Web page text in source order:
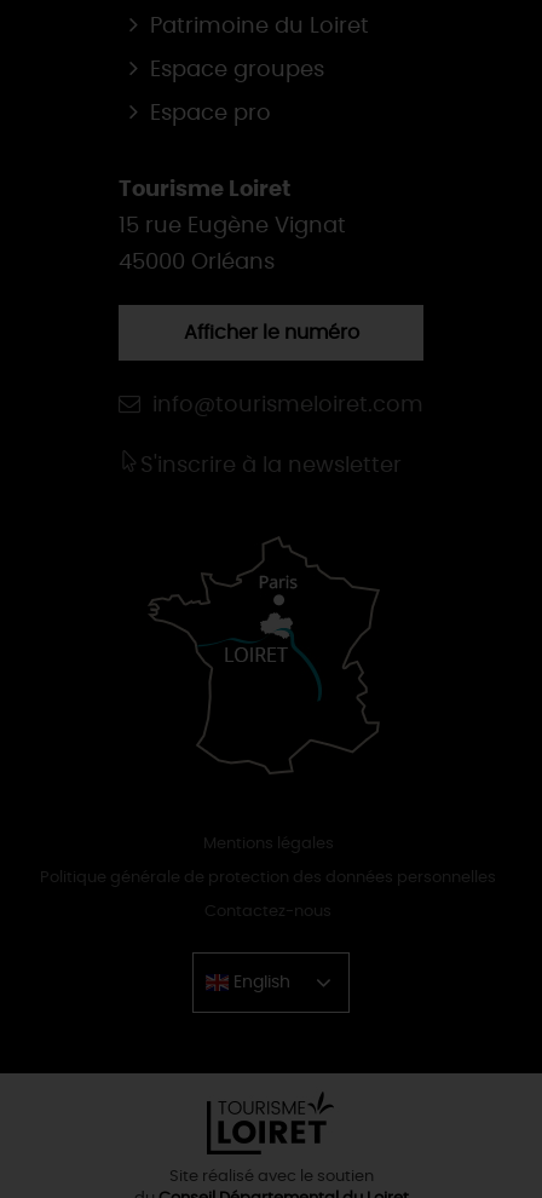
Patrimoine du Loiret
Espace groupes
Espace pro
Tourisme Loiret
15 rue Eugène Vignat
45000 Orléans
Afficher le numéro
info@tourismeloiret.com
S'inscrire à la newsletter
Mentions légales
Politique générale de protection des données personnelles
Contactez-nous
English
Chinese
Site réalisé avec le soutien